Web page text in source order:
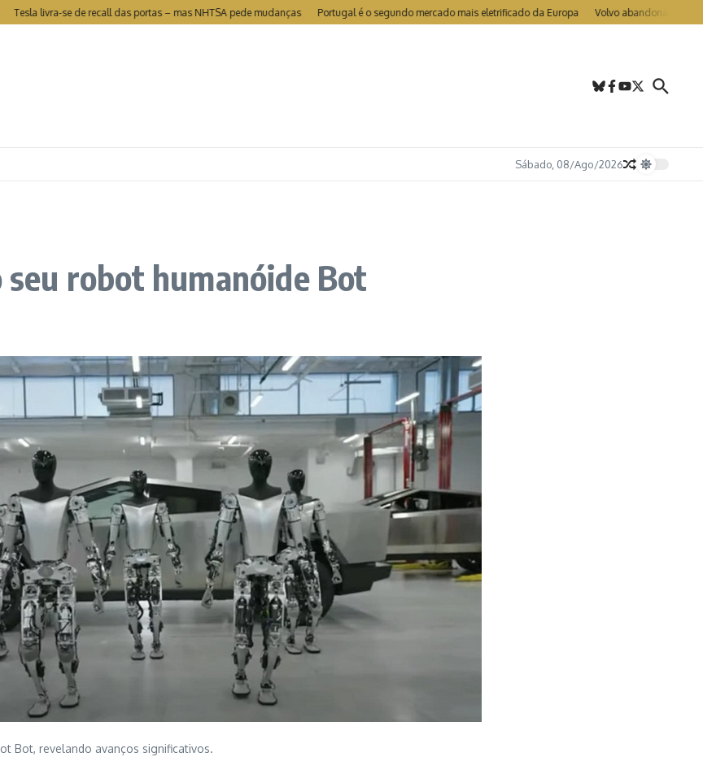
livra-se de recall das portas – mas NHTSA pede mudanças Portugal é o segundo mercado mais eletrificado da Europa Volvo abandona LIDAR nos
Sábado, 08/Ago/2026
robot humanóide Bot
Bot, revelando avanços significativos.